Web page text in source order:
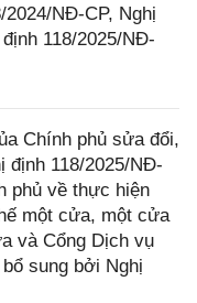
NĐ-CP, Nghị
118/2025/NĐ-
Chính phủ sửa đổi,
định 118/2025/NĐ-
phủ về thực hiện
một cửa, một cửa
và Cổng Dịch vụ
sung bởi Nghị